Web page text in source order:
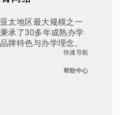
太地区最大规模之一
承了30多年成熟办学
牌特色与办学理念。
快速导航
帮助中心